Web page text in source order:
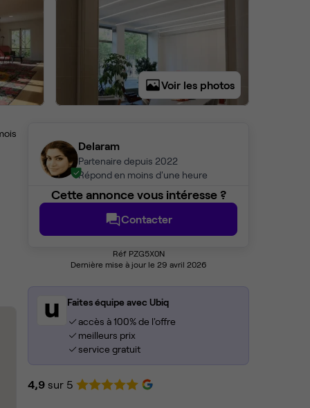
Voir les photos
Delaram
Partenaire depuis 2022
Répond en moins d'une heure
Cette annonce vous intéresse ?
Contacter
Réf PZG5X0N
Dernière mise à jour le 29 avril 2026
Faites équipe avec Ubiq
accès à 100% de l'offre
meilleurs prix
service gratuit
4,9 sur 5